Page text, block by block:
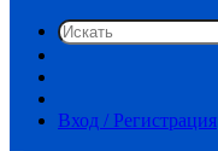
статья
Вход / Регистрация